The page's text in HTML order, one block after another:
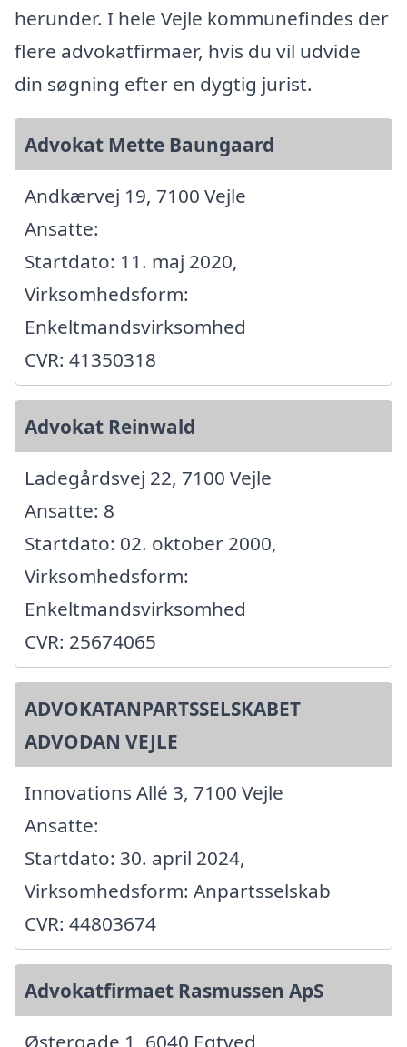
herunder. I hele Vejle kommunefindes der
flere advokatfirmaer, hvis du vil udvide
din søgning efter en dygtig jurist.
Advokat Mette Baungaard
Andkærvej 19, 7100 Vejle
Ansatte:
Startdato: 11. maj 2020,
Virksomhedsform:
Enkeltmandsvirksomhed
CVR: 41350318
Advokat Reinwald
Ladegårdsvej 22, 7100 Vejle
Ansatte: 8
Startdato: 02. oktober 2000,
Virksomhedsform:
Enkeltmandsvirksomhed
CVR: 25674065
ADVOKATANPARTSSELSKABET
ADVODAN VEJLE
Innovations Allé 3, 7100 Vejle
Ansatte:
Startdato: 30. april 2024,
Virksomhedsform: Anpartsselskab
CVR: 44803674
Advokatfirmaet Rasmussen ApS
Østergade 1, 6040 Egtved